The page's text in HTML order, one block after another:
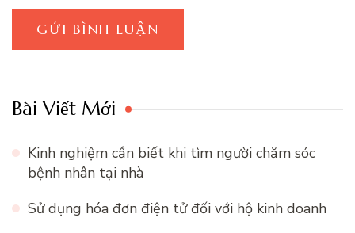
Bài Viết Mới
Kinh nghiệm cần biết khi tìm người chăm sóc
bệnh nhân tại nhà
Sử dụng hóa đơn điện tử đối với hộ kinh doanh